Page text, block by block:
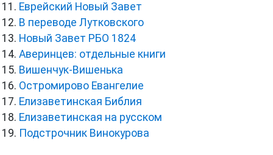
Еврейский Новый Завет
В переводе Лутковского
Новый Завет РБО 1824
Аверинцев: отдельные книги
Вишенчук-Вишенька
Остромирово Евангелие
Елизаветинская Библия
Елизаветинская на русском
Подстрочник Винокурова